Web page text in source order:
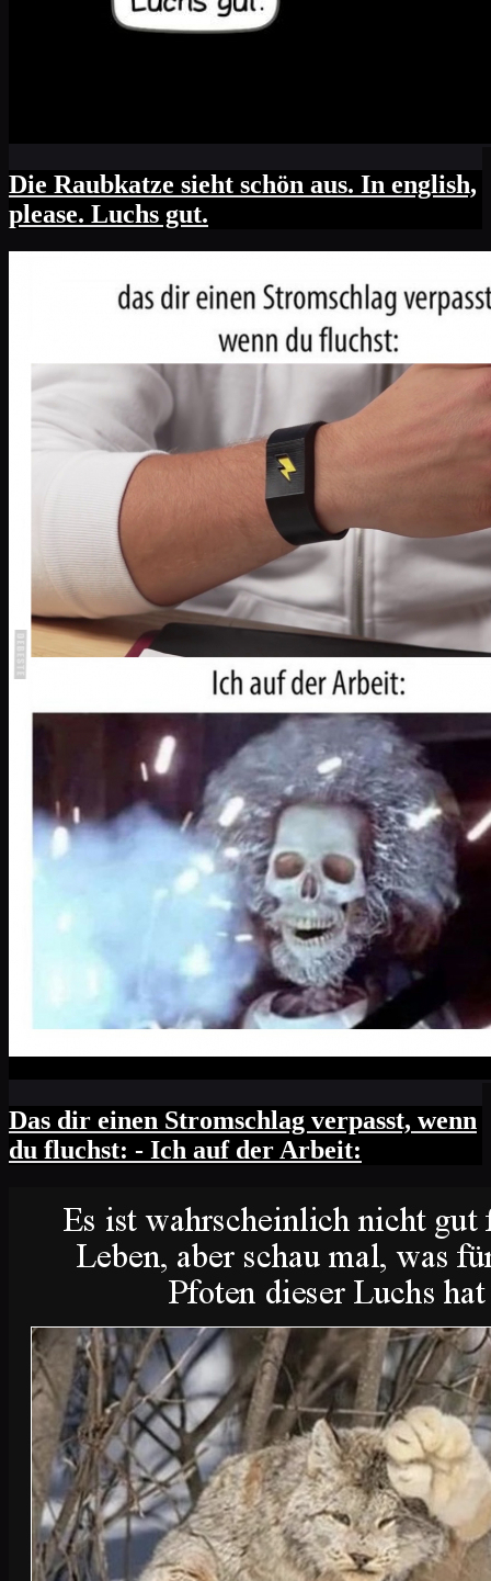
Die Raubkatze sieht schön aus. In english,
please. Luchs gut.
Das dir einen Stromschlag verpasst, wenn
du fluchst: - Ich auf der Arbeit: